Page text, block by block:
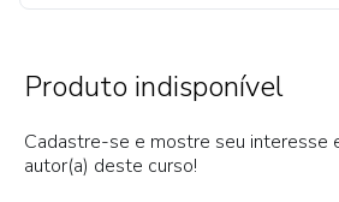
Produto indisponível
Cadastre-se e mostre seu interesse
autor(a) deste curso!